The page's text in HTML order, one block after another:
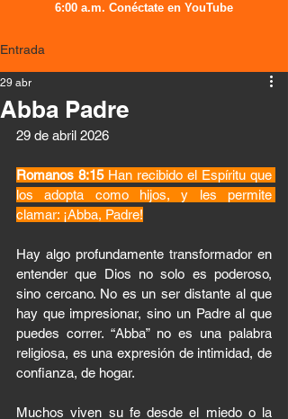
6:00 a.m. Conéctate en YouTube
Entrada
Abba Padre
29 abr
29 de abril 2026
Romanos 8:15 Han recibido el Espíritu que
los adopta como hijos, y les permite
clamar: ¡Abba, Padre!
Hay algo profundamente transformador en
entender que Dios no solo es poderoso,
sino cercano. No es un ser distante al que
hay que impresionar, sino un Padre al que
puedes correr. “Abba” no es una palabra
religiosa, es una expresión de intimidad, de
confianza, de hogar.
Muchos viven su fe desde el miedo o la